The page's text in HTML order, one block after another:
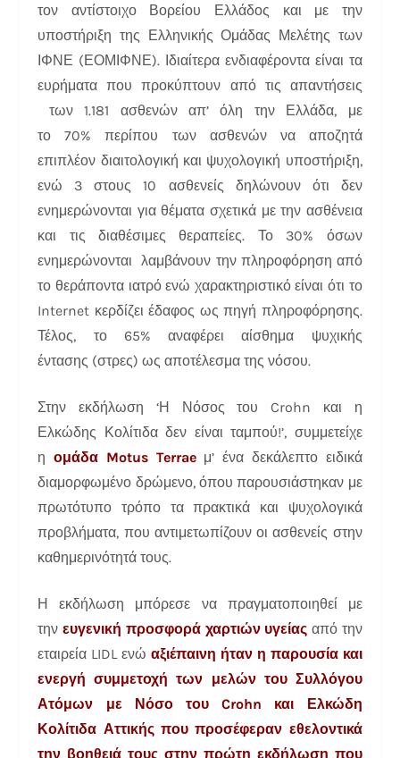
τον αντίστοιχο Βορείου Ελλάδος και με την
υποστήριξη της Ελληνικής Ομάδας Μελέτης των
ΙΦΝΕ (ΕΟΜΙΦΝΕ). Ιδιαίτερα ενδιαφέροντα είναι τα
ευρήματα που προκύπτουν από τις απαντήσεις
των 1.181 ασθενών απ’ όλη την Ελλάδα, με
το 70% περίπου των ασθενών να αποζητά
επιπλέον διαιτολογική και ψυχολογική υποστήριξη,
ενώ 3 στους 10 ασθενείς δηλώνουν ότι δεν
ενημερώνονται για θέματα σχετικά με την ασθένεια
και τις διαθέσιμες θεραπείες. Το 30% όσων
ενημερώνονται λαμβάνουν την πληροφόρηση από
το θεράποντα ιατρό ενώ χαρακτηριστικό είναι ότι το
Internet κερδίζει έδαφος ως πηγή πληροφόρησης.
Τέλος, το 65% αναφέρει αίσθημα ψυχικής
έντασης (στρες) ως αποτέλεσμα της νόσου.
Στην εκδήλωση ‘Η Νόσος του Crohn και η
Ελκώδης Κολίτιδα δεν είναι ταμπού!’, συμμετείχε
ηομάδα Motus Terrae μ’ ένα δεκάλεπτο ειδικά
διαμορφωμένο δρώμενο, όπου παρουσιάστηκαν με
πρωτότυπο τρόπο τα πρακτικά και ψυχολογικά
προβλήματα, που αντιμετωπίζουν οι ασθενείς στην
καθημερινότητά τους.
Η εκδήλωση μπόρεσε να πραγματοποιηθεί με
την ευγενική προσφορά χαρτιών υγείας από την
εταιρεία LIDL ενώαξιέπαινη ήταν η παρουσία και
ενεργή συμμετοχή των μελών του Συλλόγου
Ατόμων με Νόσο του Crohn και Ελκώδη
Κολίτιδα Αττικής που προσέφεραν εθελοντικά
την βοηθειά τους στην πρώτη εκδήλωση που